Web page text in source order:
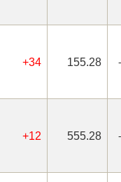
+34 155.28 -
+12 555.28 -